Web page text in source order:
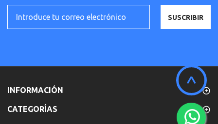
SUSCRIBIR
INFORMACIÓN
CATEGORÍAS
^